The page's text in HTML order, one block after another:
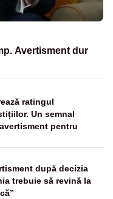
Avertisment dur
ratingul
Un semnal
pentru
după decizia
trebuie să revină la